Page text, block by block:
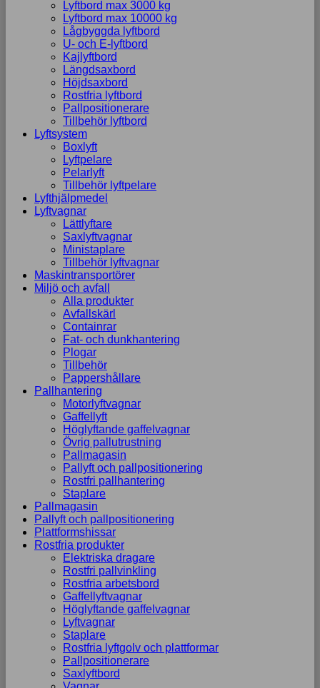
Lyftbord max 3000 kg
Lyftbord max 10000 kg
Lågbyggda lyftbord
U- och E-lyftbord
Kajlyftbord
Längdsaxbord
Höjdsaxbord
Rostfria lyftbord
Pallpositionerare
Tillbehör lyftbord
Lyftsystem
Boxlyft
Lyftpelare
Pelarlyft
Tillbehör lyftpelare
Lyfthjälpmedel
Lyftvagnar
Lättlyftare
Saxlyftvagnar
Ministaplare
Tillbehör lyftvagnar
Maskintransportörer
Miljö och avfall
Alla produkter
Avfallskärl
Containrar
Fat- och dunkhantering
Plogar
Tillbehör
Pappershållare
Pallhantering
Motorlyftvagnar
Gaffellyft
Höglyftande gaffelvagnar
Övrig pallutrustning
Pallmagasin
Pallyft och pallpositionering
Rostfri pallhantering
Staplare
Pallmagasin
Pallyft och pallpositionering
Plattformshissar
Rostfria produkter
Elektriska dragare
Rostfri pallvinkling
Rostfria arbetsbord
Gaffellyftvagnar
Höglyftande gaffelvagnar
Lyftvagnar
Staplare
Rostfria lyftgolv och plattformar
Pallpositionerare
Saxlyftbord